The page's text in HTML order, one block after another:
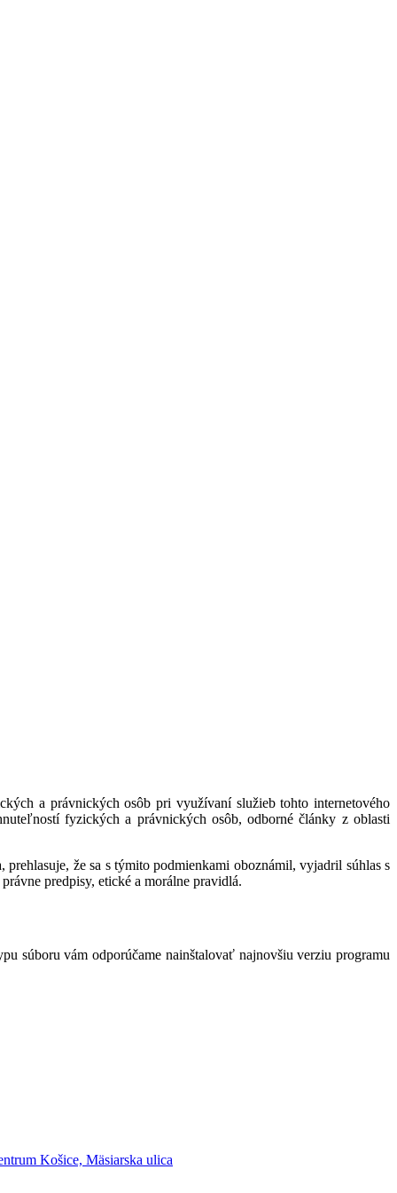
a právnických osôb pri využívaní služieb tohto internetového
fyzických a právnických osôb, odborné články z oblasti
že sa s týmito podmienkami oboznámil, vyjadril súhlas s
predpisy, etické a morálne pravidlá.
súboru vám odporúčame nainštalovať najnovšiu verziu programu
Košice, Mäsiarska ulica